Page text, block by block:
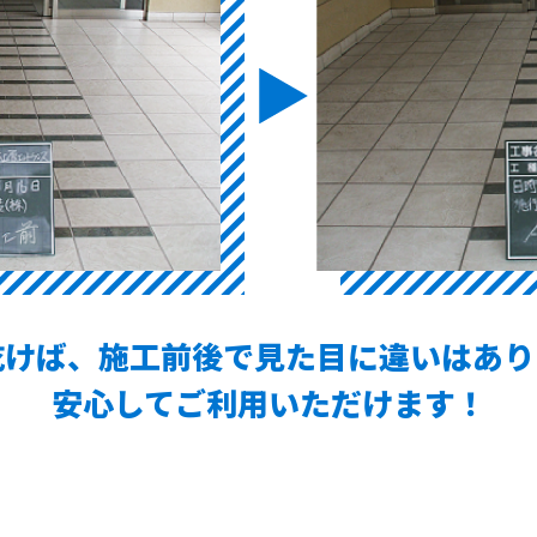
ば、施工前後で見た目に違いはあ
安心してご利用いただけます！